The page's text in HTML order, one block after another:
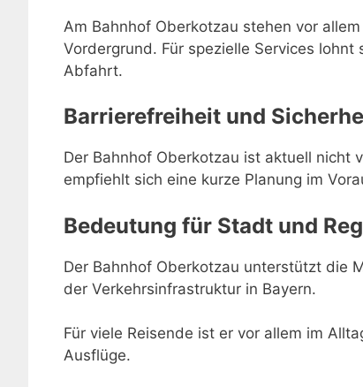
Am Bahnhof Oberkotzau stehen vor
Vordergrund. Für spezielle Services
Abfahrt.
Barrierefreiheit und
Der Bahnhof Oberkotzau ist aktuell
empfiehlt sich eine kurze Planung im
Bedeutung für Stadt und
Der Bahnhof Oberkotzau unterstützt die
der Verkehrsinfrastruktur in Bayern.
Für viele Reisende ist er vor allem im
Ausflüge.